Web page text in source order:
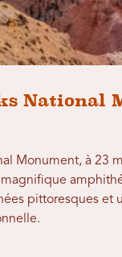
National
Monument, à 23
pittoresques et